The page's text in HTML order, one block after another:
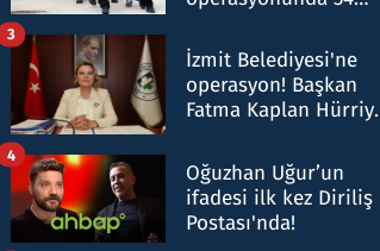
Milyar liralık para
trafiği tespit edildi
İzmit Belediyesi'ne
operasyon! Başkan
Fatma Kaplan
3
Oğuzhan Uğur’un
ifadesi ilk kez Diriliş
Postası'nda!
4